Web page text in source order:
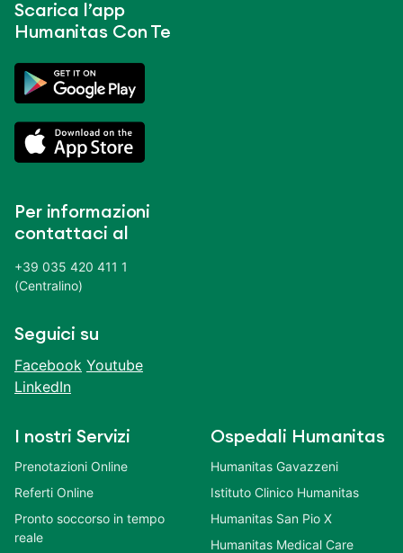
Scarica l’app
Humanitas Con Te
Per informazioni
contattaci al
+39 035 420 411 1
(Centralino)
Seguici su
Facebook Youtube
LinkedIn
I nostri Servizi
Prenotazioni Online
Referti Online
Pronto soccorso in tempo
reale
Ospedali Humanitas
Humanitas Gavazzeni
Istituto Clinico Humanitas
Humanitas San Pio X
Humanitas Medical Care